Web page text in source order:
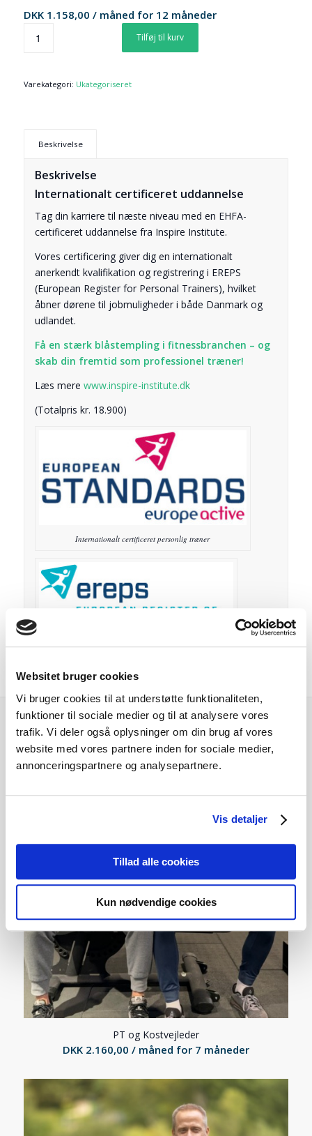
Websitet bruger cookies
Vi bruger cookies til at understøtte funktionaliteten,
funktioner til sociale medier og til at analysere vores
trafik. Vi deler også oplysninger om din brug af vores
website med vores partnere inden for sociale medier,
annonceringspartnere og analysepartnere.
Vis detaljer
Tillad alle cookies
Kun nødvendige cookies
DKK 1.158,00 / måned for 12 måneder
Tilføj til kurv
Varekategori: Ukategoriseret
Beskrivelse
Beskrivelse
Internationalt certificeret uddannelse
Tag din karriere til næste niveau med en EHFA-
certificeret uddannelse fra Inspire Institute.
Vores certificering giver dig en internationalt
anerkendt kvalifikation og registrering i EREPS
(European Register for Personal Trainers), hvilket
åbner dørene til jobmuligheder i både Danmark og
udlandet.
Få en stærk blåstempling i fitnessbranchen – og
skab din fremtid som professionel træner!
Læs mere www.inspire-institute.dk
(Totalpris kr. 18.900)
Internationalt certificeret personlig træner
Personlig træner uddannelse
Relaterede varer
PT og Kostvejleder
DKK 2.160,00 / måned for 7 måneder